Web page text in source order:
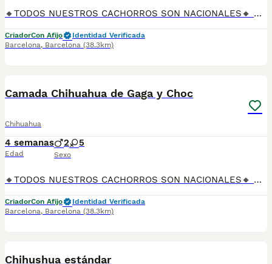
🔸TODOS NUESTROS CACHORROS SON NACIONALES🔸 Se entregan con sus vacunas, desparasitaciones internas y externas, microchip y su registro, cartilla sanitaria, contrato de garantías, toda su documentación legal y factura. ✅ Somos un criadero familiar autorizado y certificado por la Generalitat de Catalunya bajo el número de Núcleo Zoológico G25/00314. 💙 Con más de 30 años promoviendo la cría responsable. PARA MÁS INFORMACIÓN: ☎️ TIENDA 933095977 📱 CRIADERO 685878504 📱 WHATSAPP 674320847 🐶 Puedes conocer a los cachorros en persona (cita previa) 💻 Fotos y vídeos www.aquanatura.es 🚙 Hacemos envíos 💰 Financiamos 📌 Calle Roger de Flor 45, muy cerca del Arc de Triomf de Barcelona, de Lunes a Sábados.
CriadorCon Afijo
Identidad Verificada
Barcelona, Barcelona (38.3km)
Camada Chihuahua de Gaga y Choc
Chihuahua
4 semanas
Edad
2 5
Sexo
🔸TODOS NUESTROS CACHORROS SON NACIONALES🔸 Se entregan con sus vacunas, desparasitaciones internas y externas, microchip y su registro, cartilla sanitaria, contrato de garantías, toda su documentación legal y factura. ✅ Somos un criadero familiar autorizado y certificado por la Generalitat de Catalunya bajo el número de Núcleo Zoológico G25/00314. 💙 Con más de 30 años promoviendo la cría responsable. PARA MÁS INFORMACIÓN: ☎️ TIENDA 933095977 📱 CRIADERO 685878504 📱 WHATSAPP 674320847 🐶 Puedes conocer a los cachorros en persona (cita previa) 💻 Fotos y vídeos www.aquanatura.es 🚙 Hacemos envíos 💰 Financiamos 📌 Calle Roger de Flor 45, muy cerca del Arc de Triomf de Barcelona, de Lunes a Sábados.
CriadorCon Afijo
Identidad Verificada
Barcelona, Barcelona (38.3km)
Chihushua estándar